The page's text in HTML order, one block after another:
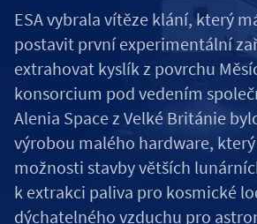
ESA vybrala vítěze klání, který
postavit první experimentální
extrahovat kyslík z povrchu
konsorcium pod vedením
Alenia Space z Velké Británie
výrobou malého hardware,
možnosti stavby větších
k extrakci paliva pro kosmické
dýchatelného vzduchu pro